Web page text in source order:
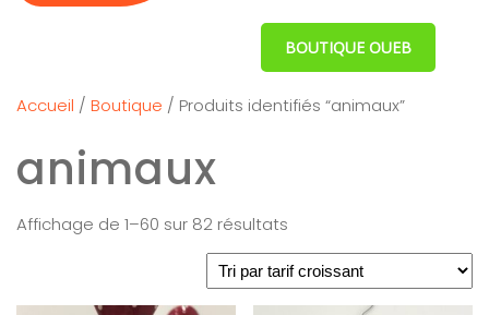
BOUTIQUE OUEB
Accueil / Boutique / Produits identifiés “animaux”
animaux
Affichage de 1–60 sur 82 résultats